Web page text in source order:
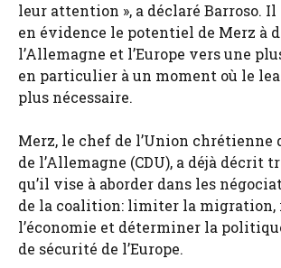
leur attention », a déclaré Barroso.
en évidence le potentiel de Merz à
l’Allemagne et l’Europe vers une
en particulier à un moment où le
plus nécessaire.
Merz, le chef de l’Union chrétienne
de l’Allemagne (CDU), a déjà décrit
qu’il vise à aborder dans les
de la coalition: limiter la migration,
l’économie et déterminer la
de sécurité de l’Europe.